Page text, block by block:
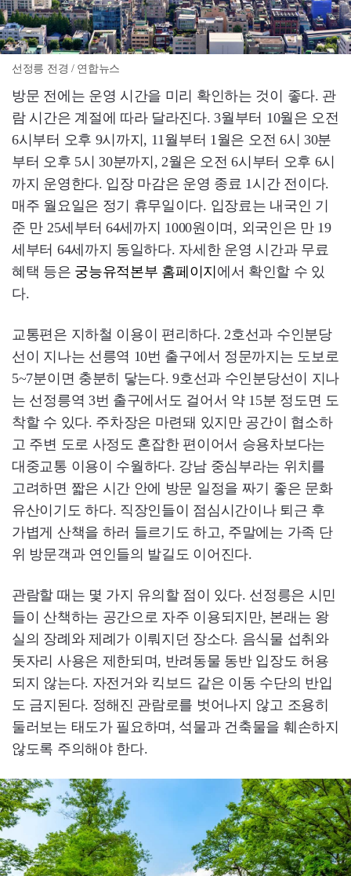
선정릉 전경 / 연합뉴스
방문 전에는 운영 시간을 미리 확인하는 것이 좋다. 관
람 시간은 계절에 따라 달라진다. 3월부터 10월은 오전
6시부터 오후 9시까지, 11월부터 1월은 오전 6시 30분
부터 오후 5시 30분까지, 2월은 오전 6시부터 오후 6시
까지 운영한다. 입장 마감은 운영 종료 1시간 전이다.
매주 월요일은 정기 휴무일이다. 입장료는 내국인 기
준 만 25세부터 64세까지 1000원이며, 외국인은 만 19
세부터 64세까지 동일하다. 자세한 운영 시간과 무료
혜택 등은 궁능유적본부 홈페이지 에서 확인할 수 있
다.
교통편은 지하철 이용이 편리하다. 2호선과 수인분당
선이 지나는 선릉역 10번 출구에서 정문까지는 도보로
5~7분이면 충분히 닿는다. 9호선과 수인분당선이 지나
는 선정릉역 3번 출구에서도 걸어서 약 15분 정도면 도
착할 수 있다. 주차장은 마련돼 있지만 공간이 협소하
고 주변 도로 사정도 혼잡한 편이어서 승용차보다는
대중교통 이용이 수월하다. 강남 중심부라는 위치를
고려하면 짧은 시간 안에 방문 일정을 짜기 좋은 문화
유산이기도 하다. 직장인들이 점심시간이나 퇴근 후
가볍게 산책을 하러 들르기도 하고, 주말에는 가족 단
위 방문객과 연인들의 발길도 이어진다.
관람할 때는 몇 가지 유의할 점이 있다. 선정릉은 시민
들이 산책하는 공간으로 자주 이용되지만, 본래는 왕
실의 장례와 제례가 이뤄지던 장소다. 음식물 섭취와
돗자리 사용은 제한되며, 반려동물 동반 입장도 허용
되지 않는다. 자전거와 킥보드 같은 이동 수단의 반입
도 금지된다. 정해진 관람로를 벗어나지 않고 조용히
둘러보는 태도가 필요하며, 석물과 건축물을 훼손하지
않도록 주의해야 한다.